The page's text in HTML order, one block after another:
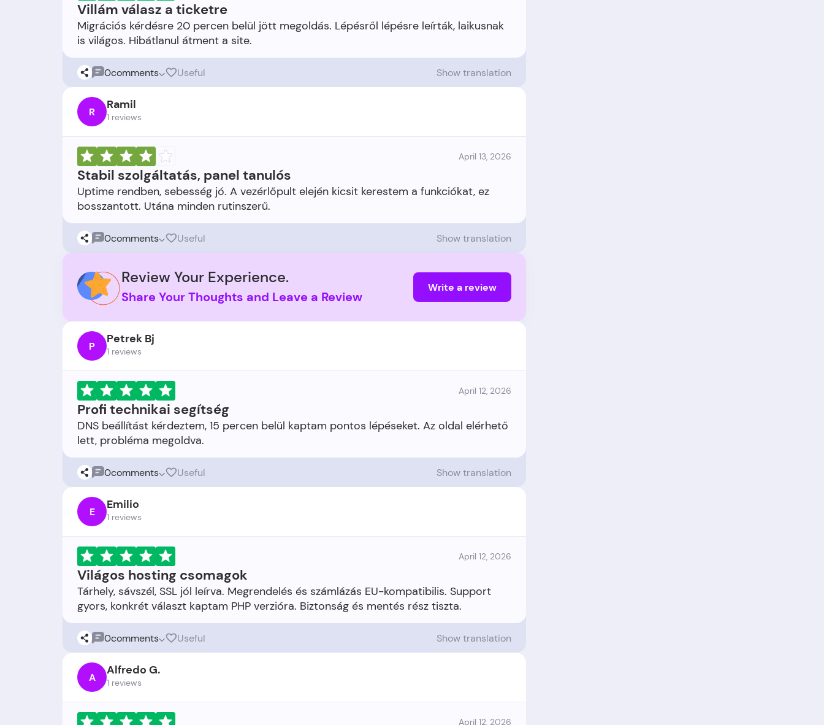
Villám válasz a ticketre
Migrációs kérdésre 20 percen belül jött megoldás. Lépésről lépésre leírták, laikusnak
0comments Useful Show translation
R Ramil
1 reviews
April 13, 2026
Stabil szolgáltatás, panel tanulós
Uptime rendben, sebesség jó. A vezérlőpult elején kicsit kerestem a funkciókat, ez
0comments Useful Show translation
Review Your Experience.
Share Your Thoughts and Leave a Review
Write a review
P Petrek Bj
1 reviews
April 12, 2026
Profi technikai segítség
DNS beállítást kérdeztem, 15 percen belül kaptam pontos lépéseket. Az oldal elérhető
0comments Useful Show translation
E Emilio
1 reviews
April 12, 2026
Világos hosting csomagok
Tárhely, sávszél, SSL jól leírva. Megrendelés és számlázás EU-kompatibilis. Support
0comments Useful Show translation
A Alfredo G.
1 reviews
April 12, 2026